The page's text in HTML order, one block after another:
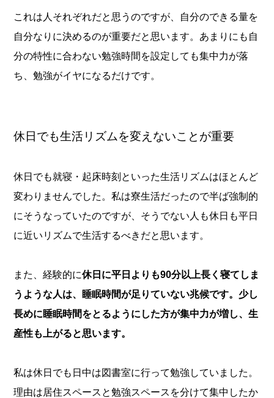
これは人それぞれだと思うのですが、自分のできる量を
自分なりに決めるのが重要だと思います。あまりにも自
分の特性に合わない勉強時間を設定しても集中力が落
ち、勉強がイヤになるだけです。
休日でも生活リズムを変えないことが重要
休日でも就寝・起床時刻といった生活リズムはほとんど
変わりませんでした。私は寮生活だったので半ば強制的
にそうなっていたのですが、そうでない人も休日も平日
に近いリズムで生活するべきだと思います。
また、経験的に休日に平日よりも90分以上長く寝てしま
うような人は、睡眠時間が足りていない兆候です。少し
長めに睡眠時間をとるようにした方が集中力が増し、生
産性も上がると思います。
私は休日でも日中は図書室に行って勉強していました。
理由は居住スペースと勉強スペースを分けて集中したか